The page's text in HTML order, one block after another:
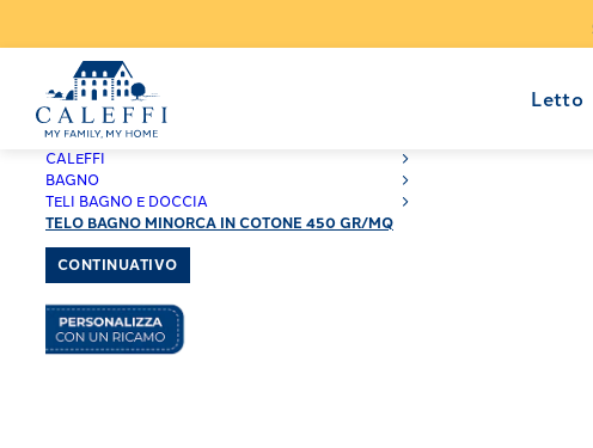
Letto
CALEFFI
BAGNO
TELI BAGNO E DOCCIA
TELO BAGNO MINORCA IN COTONE 450 GR/MQ
CONTINUATIVO